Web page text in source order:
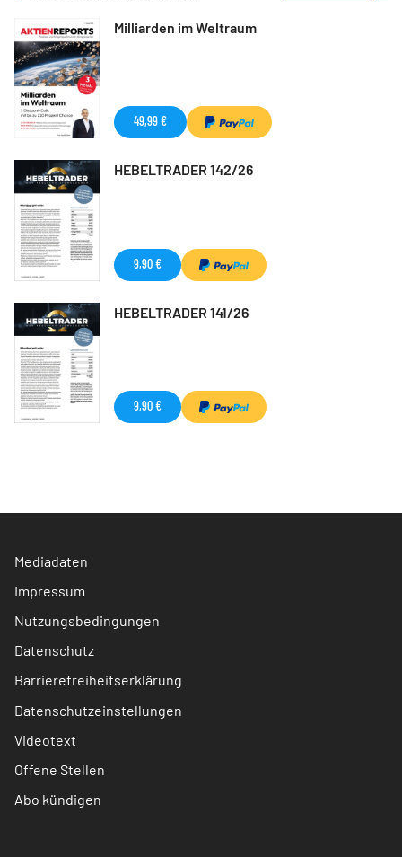
Milliarden im Weltraum
49,99 €
HEBELTRADER 142/26
9,90 €
HEBELTRADER 141/26
9,90 €
Mediadaten
Impressum
Nutzungsbedingungen
Datenschutz
Barrierefreiheitserklärung
Datenschutzeinstellungen
Videotext
Offene Stellen
Abo kündigen